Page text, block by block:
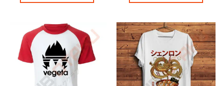
a
plusieurs
variations.
Les
options
a
plusieurs
variations.
Les
options
peuvent